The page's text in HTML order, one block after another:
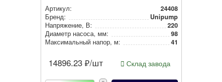
Артикул:
24408
Бренд:
Unipump
Нап­ря­же­ние, В:
220
Диаметр насоса, мм:
98
Мак­си­маль­ный напор, м:
41
14896.23 ₽/шт Склад завода